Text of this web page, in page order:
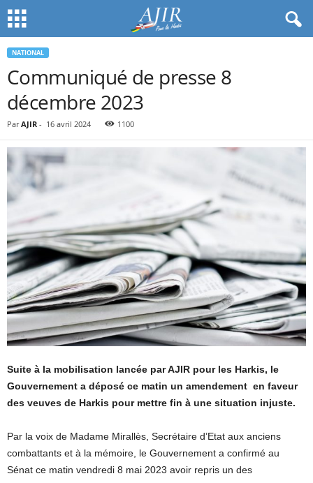
NATIONAL
Communiqué de presse 8
décembre 2023
Par AJIR - 16 avril 2024 1100
Suite à la mobilisation lancée par AJIR pour les Harkis, le
Gouvernement a déposé ce matin un amendement en faveur
des veuves de Harkis pour mettre fin à une situation injuste.
Par la voix de Madame Mirallès, Secrétaire d’Etat aux anciens
combattants et à la mémoire, le Gouvernement a confirmé au
Sénat ce matin vendredi 8 mai 2023 avoir repris un des